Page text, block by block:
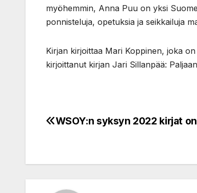
myöhemmin, Anna Puu on yksi
ponnisteluja, opetuksia ja seikkailuja
Kirjan kirjoittaa Mari Koppinen, joka
kirjoittanut kirjan Jari Sillanpää:
Post
WSOY:n syksyn 2022 kirjat